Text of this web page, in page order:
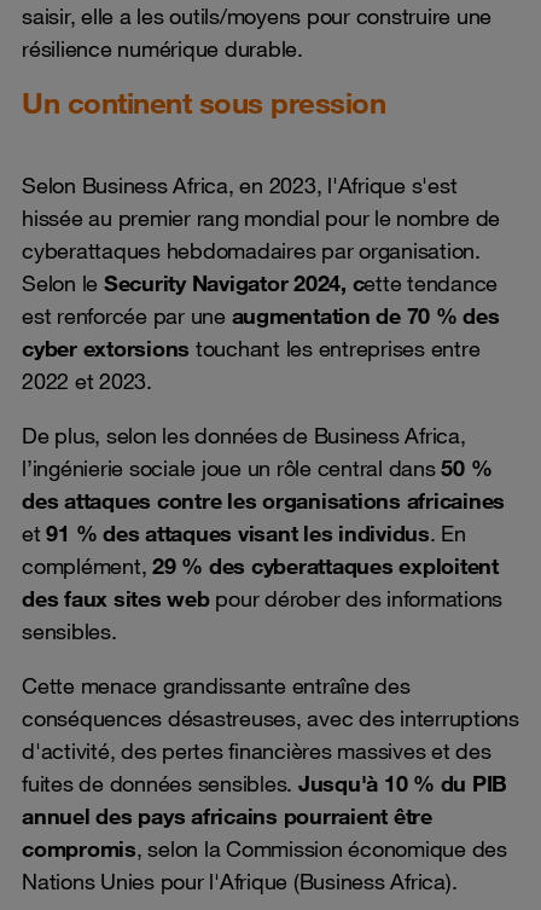
saisir, elle a les outils/moyens pour construire une
résilience numérique durable.
Un continent sous pression
Selon Business Africa, en 2023, l'Afrique s'est
hissée au premier rang mondial pour le nombre de
cyberattaques hebdomadaires par organisation.
Selon le Security Navigator 2024, cette tendance
est renforcée par une augmentation de 70 % des
cyber extorsions touchant les entreprises entre
2022 et 2023.
De plus, selon les données de Business Africa,
l’ingénierie sociale joue un rôle central dans50 %
des attaques contre les organisations africaines
et91 % des attaques visant les individus. En
complément, 29 % des cyberattaques exploitent
des faux sites webpour dérober des informations
sensibles.
Cette menace grandissante entraîne des
conséquences désastreuses, avec des interruptions
d'activité, des pertes financières massives et des
fuites de données sensibles. Jusqu'à 10 % du PIB
annuel des pays africains pourraient être
compromis, selon la Commission économique des
Nations Unies pour l'Afrique (Business Africa).